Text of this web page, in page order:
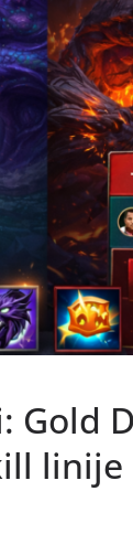
Gold
linije